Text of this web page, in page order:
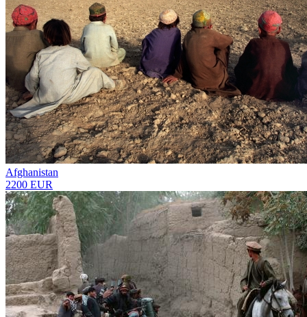
Afghanistan
2200 EUR